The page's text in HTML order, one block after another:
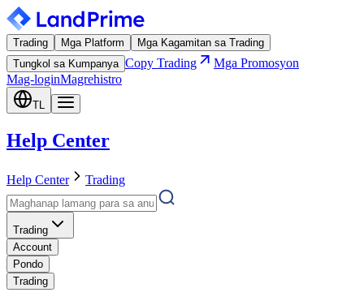
Trading Mga Platform
Mga Kagamitan sa Trading
Tungkol sa Kumpanya Copy Trading
Mga Promosyon
Mag-loginMagrehistro
TL
Help Center
Help Center Trading
Trading
Account
Pondo
Trading